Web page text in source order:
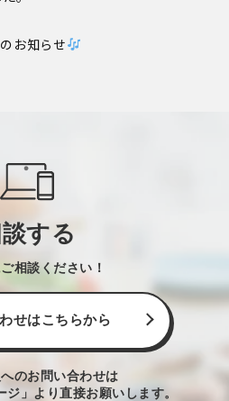
お知らせ
する
相談ください！
せはこちらから
のお問い合わせは
ジ」より直接お願いします。